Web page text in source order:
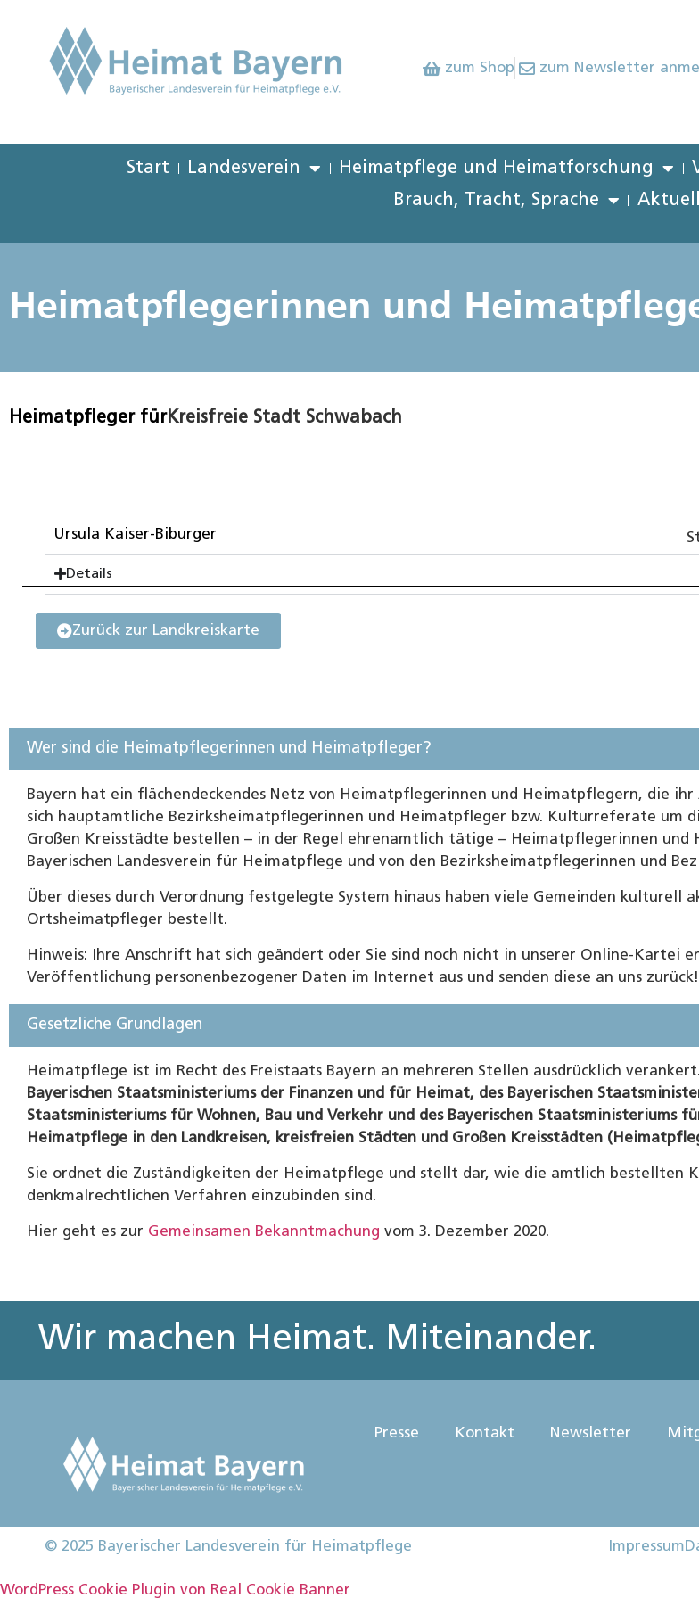
zum Shop zum Newsletter
Start Landesverein Heimatpflege und Heimatforschung
Brauch, Tracht, Sprache
Heimatpflegerinnen und
Heimatpfleger fürKreisfreie Stadt Schwabach
Ursula Kaiser-Biburger
Details
Zurück zur Landkreiskarte
Wer sind die Heimatpflegerinnen und Heimatpfleger?
Bayern hat ein flächendeckendes Netz von Heimatpflegerinnen und Heimatpflegern, die
sich hauptamtliche Bezirksheimatpflegerinnen und Heimatpfleger bzw. Kulturreferate um
Großen Kreisstädte bestellen – in der Regel ehrenamtlich tätige – Heimatpflegerinnen
Bayerischen Landesverein für Heimatpflege und von den Bezirksheimatpflegerinnen und
Über dieses durch Verordnung festgelegte System hinaus haben viele Gemeinden kulturell
Ortsheimatpfleger bestellt.
Hinweis: Ihre Anschrift hat sich geändert oder Sie sind noch nicht in unserer Online-Kartei
Veröffentlichung personenbezogener Daten im Internet aus und senden diese an uns zurück!
Gesetzliche Grundlagen
Heimatpflege ist im Recht des Freistaats Bayern an mehreren Stellen ausdrücklich
Bayerischen Staatsministeriums der Finanzen und für Heimat, des Bayerischen
Staatsministeriums für Wohnen, Bau und Verkehr und des Bayerischen Staatsministeriums
Heimatpflege in den Landkreisen, kreisfreien Städten und Großen Kreisstädten
Sie ordnet die Zuständigkeiten der Heimatpflege und stellt dar, wie die amtlich bestellten
denkmalrechtlichen Verfahren einzubinden sind.
Hier geht es zur Gemeinsamen Bekanntmachung vom 3. Dezember 2020.
Wir machen Heimat. Miteinander.
Presse Kontakt Newsletter
© 2025 Bayerischer Landesverein für Heimatpflege Impressum
WordPress Cookie Plugin von Real Cookie Banner